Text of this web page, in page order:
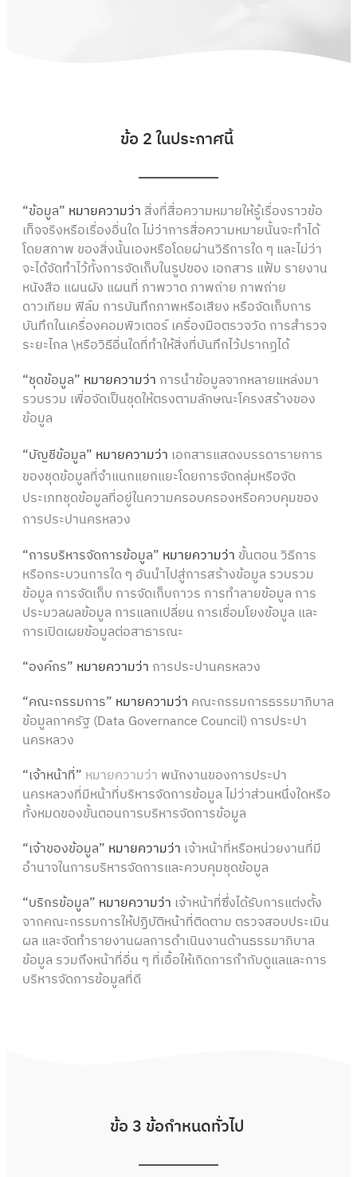
ข้อ 2 ในประกาศนี้
“ข้อมูล” หมายความว่า สิ่งที่สื่อความหมายให้รู้เรื่องราวข้อ
เท็จจริงหรือเรื่องอื่นใด ไม่ว่าการสื่อความหมายนั้นจะทำได้
โดยสภาพ ของสิ่งนั้นเองหรือโดยผ่านวิธีการใด ๆ และไม่ว่า
จะได้จัดทำไว้ทั้งการจัดเก็บในรูปของ เอกสาร แฟ้ม รายงาน
หนังสือ แผนผัง แผนที่ ภาพวาด ภาพถ่าย ภาพถ่าย
ดาวเทียม ฟิล์ม การบันทึกภาพหรือเสียง หรือจัดเก็บการ
บันทึกในเครื่องคอมพิวเตอร์ เครื่องมือตรวจวัด การสำรวจ
ระยะไกล \หรือวิธีอื่นใดที่ทำให้สิ่งที่บันทึกไว้ปรากฏได้
“ชุดข้อมูล” หมายความว่า การนำข้อมูลจากหลายแหล่งมา
รวบรวม เพื่อจัดเป็นชุดให้ตรงตามลักษณะโครงสร้างของ
ข้อมูล
“บัญชีข้อมูล” หมายความว่า เอกสารแสดงบรรดารายการ
ของชุดข้อมูลที่จำแนกแยกแยะโดยการจัดกลุ่มหรือจัด
ประเภทชุดข้อมูลที่อยู่ในความครอบครองหรือควบคุมของ
การประปานครหลวง
“การบริหารจัดการข้อมูล” หมายความว่า ขั้นตอน วิธีการ
หรือกระบวนการใด ๆ อันนำไปสู่การสร้างข้อมูล รวบรวม
ข้อมูล การจัดเก็บ การจัดเก็บถาวร การทำลายข้อมูล การ
ประมวลผลข้อมูล การแลกเปลี่ยน การเชื่อมโยงข้อมูล และ
การเปิดเผยข้อมูลต่อสาธารณะ
“องค์กร” หมายความว่า การประปานครหลวง
“คณะกรรมการ” หมายความว่า คณะกรรมการธรรมาภิบาล
ข้อมูลภาครัฐ (Data Governance Council) การประปา
นครหลวง
“เจ้าหน้าที่” หมายความว่า พนักงานของการประปา
นครหลวงที่มีหน้าที่บริหารจัดการข้อมูล ไม่ว่าส่วนหนึ่งใดหรือ
ทั้งหมดของขั้นตอนการบริหารจัดการข้อมูล
“เจ้าของข้อมูล” หมายความว่า เจ้าหน้าที่หรือหน่วยงานที่มี
อำนาจในการบริหารจัดการและควบคุมชุดข้อมูล
“บริกรข้อมูล” หมายความว่า เจ้าหน้าที่ซึ่งได้รับการแต่งตั้ง
จากคณะกรรมการให้ปฏิบัติหน้าที่ติดตาม ตรวจสอบประเมิน
ผล และจัดทำรายงานผลการดำเนินงานด้านธรรมาภิบาล
ข้อมูล รวมถึงหน้าที่อื่น ๆ ที่เอื้อให้เกิดการกำกับดูแลและการ
บริหารจัดการข้อมูลที่ดี
ข้อ 3 ข้อกำหนดทั่วไป